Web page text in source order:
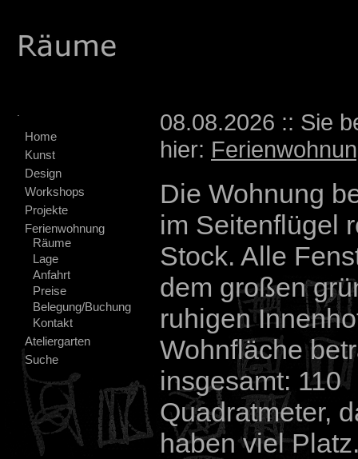
Home
Kunst
Design
Workshops
Projekte
Ferienwohnung
Räume
Lage
Anfahrt
Preise
Belegung/Buchung
Kontakt
Ateliergarten
Suche
08.08.2026 :: Sie
hier:
Die Wohnung
im Seitenflügel
Stock. Alle
dem großen
ruhigen
Wohnfläche
insgesamt: 110
Quadratmeter,
haben viel